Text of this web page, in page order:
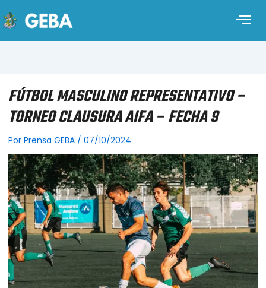
FÚTBOL MASCULINO REPRESENTATIVO –
TORNEO CLAUSURA AIFA – FECHA 9
Por Prensa GEBA / 07/10/2024